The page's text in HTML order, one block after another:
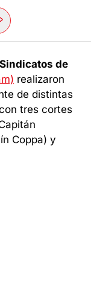
de
realizaron
de distintas
tres cortes
Coppa) y